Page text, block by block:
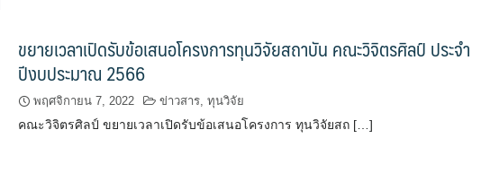
ขยายเวลาเปิดรับข้อเสนอโครงการทุนวิจัยสถาบัน คณะวิจิตรศิลป์ ประจำ
ปีงบประมาณ 2566
พฤศจิกายน 7, 2022 ข่าวสาร ,ทุนวิจัย
คณะวิจิตรศิลป์ ขยายเวลาเปิดรับข้อเสนอโครงการ ทุนวิจัยสถ […]